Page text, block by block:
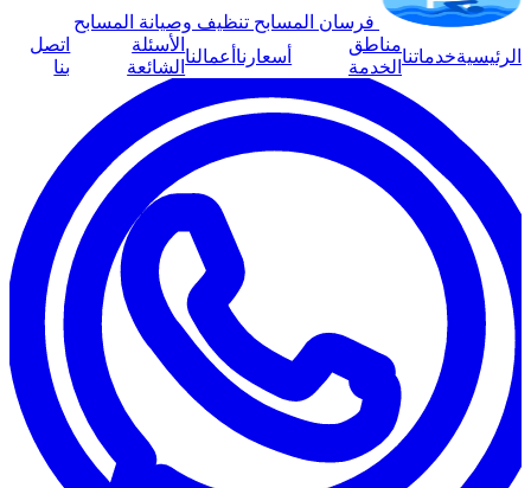
فرسان المسابح تنظيف وصيانة المسابح
الرئيسيةخدماتنا
مناطق
الخدمة
أسعارنا أعمالنا
الأسئلة
الشائعة
اتصل
بنا